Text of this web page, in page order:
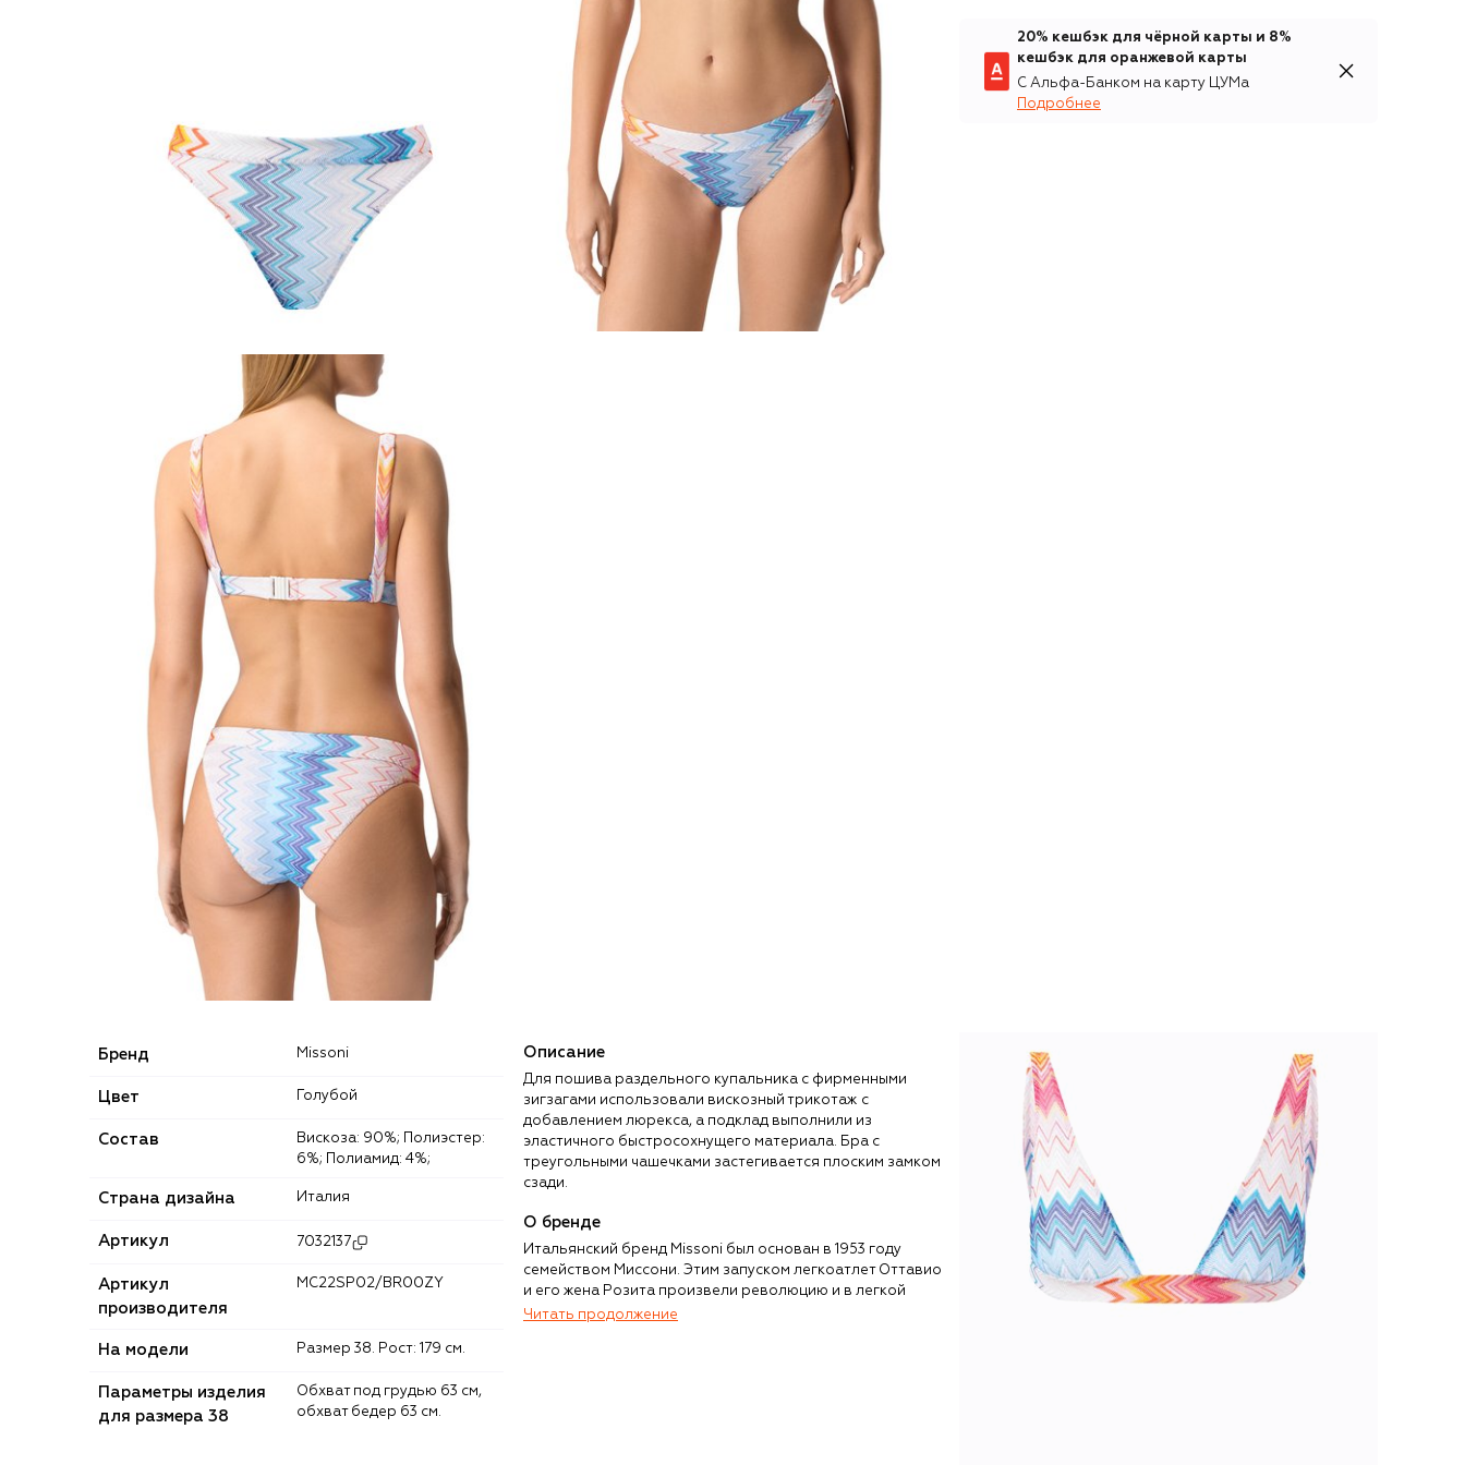
20% кешбэк для чёрной карты и 8%
кешбэк для оранжевой карты
С Альфа-Банком на карту ЦУМа
Подробнее
Бренд Missoni
Цвет Голубой
Состав
Вискоза: 90%; Полиэстер:
6%; Полиамид: 4%;
Страна дизайна Италия
Артикул 7032137
Артикул
производителя
MC22SP02/BR00ZY
На модели Размер 38. Рост: 179 см.
Параметры изделия
для размера 38
Обхват под грудью 63 см,
обхват бедер 63 см.
Описание
Для пошива раздельного купальника с фирменными
зигзагами использовали вискозный трикотаж с
добавлением люрекса, а подклад выполнили из
эластичного быстросохнущего материала. Бра с
треугольными чашечками застегивается плоским замком
сзади.
О бренде
Итальянский бренд Missoni был основан в 1953 году
семейством Миссони. Этим запуском легкоатлет Оттавио
и его жена Розита произвели революцию и в легкой
промышленности, и в модной индустрии: пара впервые
Читать продолжение